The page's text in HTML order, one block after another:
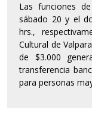
Las funciones
sábado 20 y el
hrs.,
Cultural de
de $3.000
transferencia
para personas